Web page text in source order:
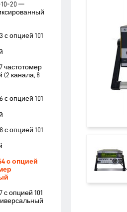
20 —
опцией 101
частотомер
(2 канала, 8
опцией 101
опцией 101
с опцией
опцией 101